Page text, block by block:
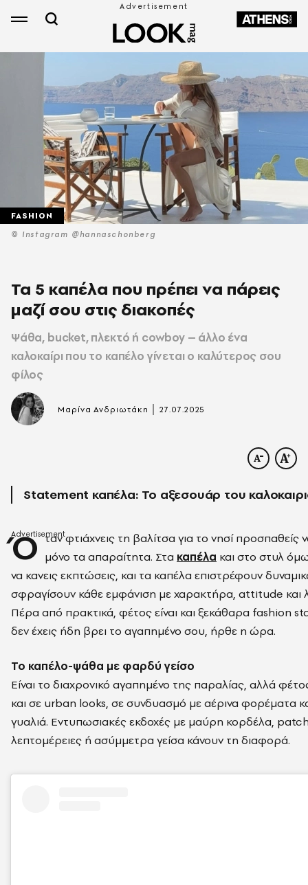
© Instagram @hannaschonberg
FASHION
Τα 5 καπέλα που πρέπει να πάρεις
μαζί σου στις διακοπές
Ψάθα, bucket, πλεκτό ή cowboy – άλλο ένα
καλοκαίρι που το καπέλο γίνεται ο καλύτερος σου
φίλος
Μαρίνα Ανδριωτάκη |27.07.2025
Statement καπέλα: Το αξεσουάρ του
Ό ταν φτιάχνεις τη βαλίτσα για το νησί προσπαθείς
μόνο τα απαραίτητα. Στα καπέλα και στο στυλ
να κανεις εκπτώσεις, και τα καπέλα επιστρέφουν
σφραγίσουν κάθε εμφάνιση με χαρακτήρα, attitude και
Πέρα από πρακτικά, φέτος είναι και ξεκάθαρα fashion
δεν έχεις ήδη βρει το αγαπημένο σου, ήρθε η ώρα.
Το καπέλο-ψάθα με φαρδύ γείσο
Είναι το διαχρονικό αγαπημένο της παραλίας, αλλά
και σε urban looks, σε συνδυασμό με αέρινα φορέματα
γυαλιά. Εντυπωσιακές εκδοχές με μαύρη κορδέλα,
λεπτομέρειες ή ασύμμετρα γείσα κάνουν τη διαφορά.